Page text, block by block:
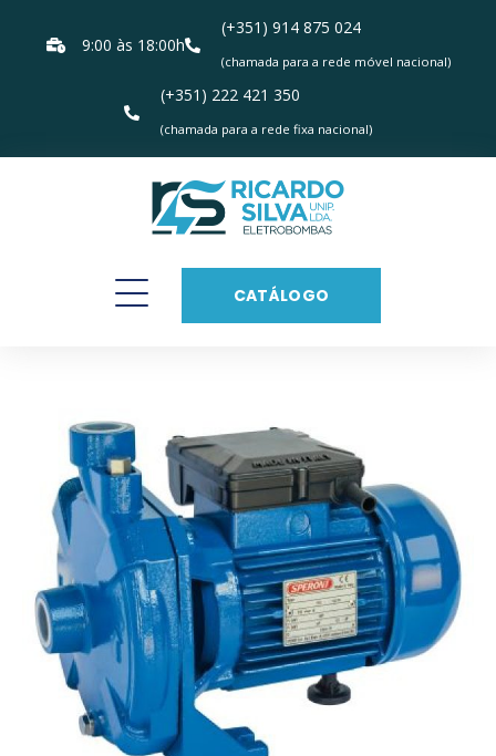
9:00 às 18:00h
(+351) 914 875 024
(chamada para a rede móvel nacional)
(+351) 222 421 350
(chamada para a rede fixa nacional)
CATÁLOGO